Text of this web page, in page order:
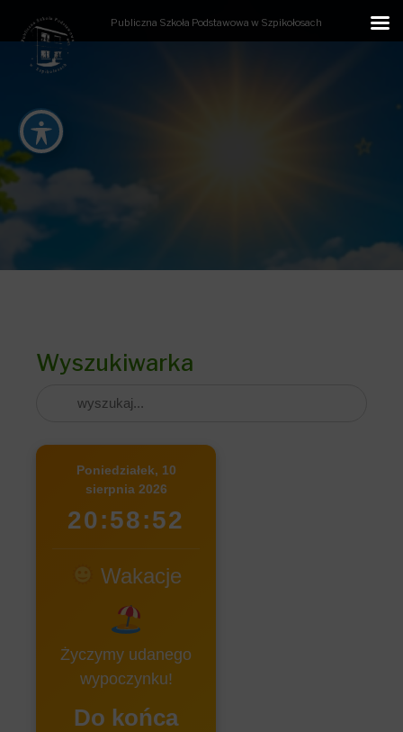
Publiczna Szkoła Podstawowa w Szpikołosach
Wyszukiwarka
Poniedziałek, 10
sierpnia 2026
20:58:52
Wakacje
Życzymy udanego
wypoczynku!
Do końca